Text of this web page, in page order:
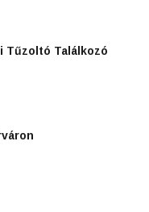
Tűzoltó Találkozó